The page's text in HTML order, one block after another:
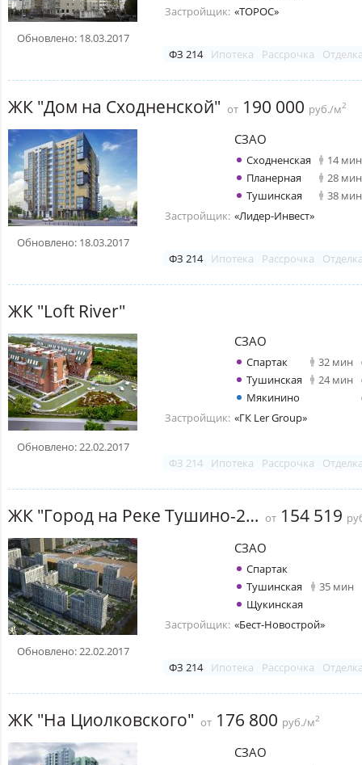
Обновлено: 18.03.2017
Застройщик: «ТОРОС»
ФЗ 214 Ипотека Рассрочка
ЖК "Дом на Сходненской" от 190 000 руб./м2
Обновлено: 18.03.2017
СЗАО
Сходненская
14 мин
Планерная
28 мин
Тушинская
38 мин
Застройщик: «Лидер-Инвест»
ФЗ 214 Ипотека Рассрочка
ЖК "Loft River"
Обновлено: 22.02.2017
СЗАО
Спартак
32 мин
Тушинская
24 мин
Мякинино
Застройщик: «ГК Ler Group»
ФЗ 214 Ипотека Рассрочка
ЖК "Город на Реке Тушино-2018" от 154 519
Обновлено: 22.02.2017
СЗАО
Спартак
Тушинская
35 мин
Щукинская
Застройщик: «Бест-Новострой»
ФЗ 214 Ипотека Рассрочка
ЖК "На Циолковского" от 176 800 руб./м2
СЗАО